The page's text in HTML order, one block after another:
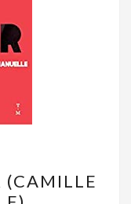
(CAMILLE